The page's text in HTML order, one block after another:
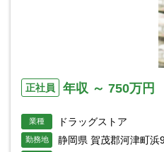
正社員 年収 ～ 750万円
業種 ドラッグストア
勤務地 静岡県 賀茂郡河津町浜